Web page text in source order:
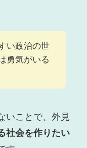
い政治の世
勇気がいる
いことで、外見
社会を作りたい